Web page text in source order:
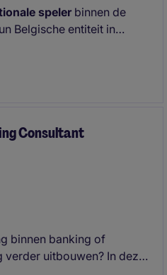
speler binnen de
Belgische entiteit in
Consultant
binnen banking of
uitbouwen? In deze